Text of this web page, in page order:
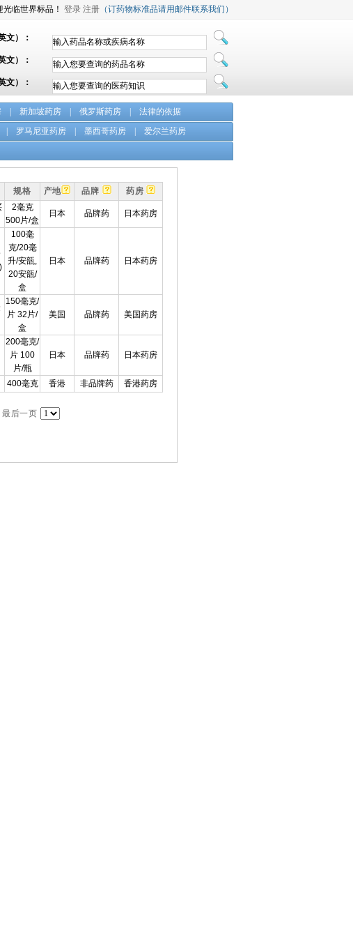
光临世界标品！ 登录 注册 （订药物标准品请用邮件联系我们）
文）：
文）：
文）：
新加坡药房 俄罗斯药房
法律的依据
罗马尼亚药房 墨西哥药房
爱尔兰药房
规格 产地 品牌 药房
2毫克
500片/盒
日本 品牌药 日本药房
100毫
克/20毫
升/安瓿,
20安瓿/
盒
日本 品牌药 日本药房
150毫克/
片 32片/
盒
美国 品牌药 美国药房
200毫克/
片 100
片/瓶
日本 品牌药 日本药房
400毫克 香港 非品牌药 香港药房
最后一页